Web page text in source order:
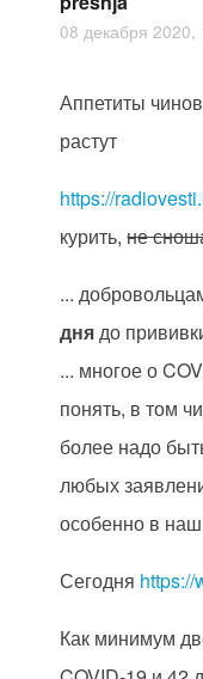
08 декабря 2020,
Аппетиты
растут
https://
курить,не
...
днядо
... многое о
понять, в том
более надо
любых
особенно в
Сегодня
Как минимум